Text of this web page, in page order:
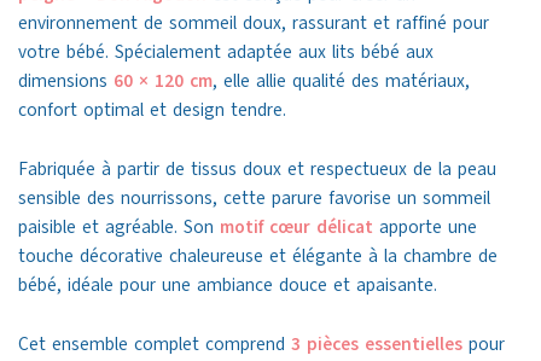
environnement de sommeil doux, rassurant et raffiné pour
votre bébé. Spécialement adaptée aux lits bébé aux
dimensions 60 × 120 cm, elle allie qualité des matériaux,
confort optimal et design tendre.
Fabriquée à partir de tissus doux et respectueux de la peau
sensible des nourrissons, cette parure favorise un sommeil
paisible et agréable. Son motif cœur délicat apporte une
touche décorative chaleureuse et élégante à la chambre de
bébé, idéale pour une ambiance douce et apaisante.
Cet ensemble complet comprend 3 pièces essentielles pour